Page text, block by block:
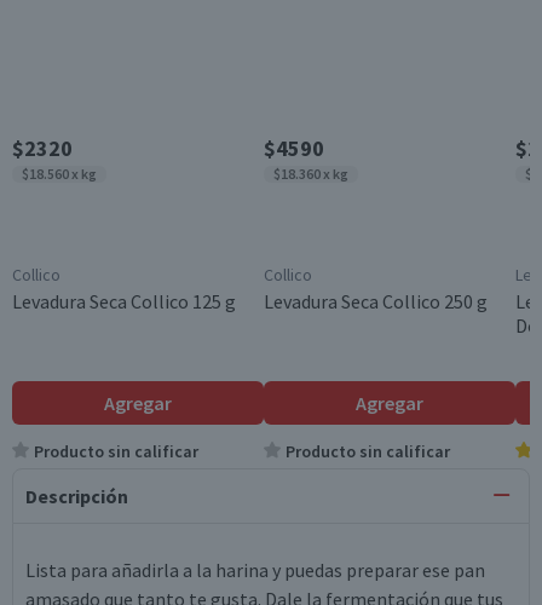
$2320
$18.560 x kg
Collico
Levadura Seca Collico 125 g
Agregar
Producto sin calificar
$4590
$18.360 x kg
Collico
Levadura Seca Collico 250 g
Agregar
Producto sin calificar
Descripción
Lista para añadirla a la harina y puedas preparar ese pan
amasado que tanto te gusta. Dale la fermentación que tus